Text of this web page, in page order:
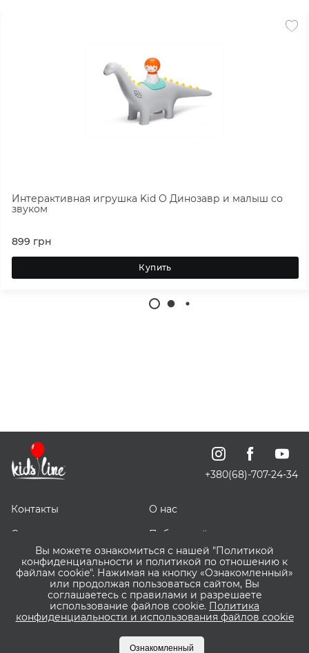
Интерактивная игрушка Kid O Динозавр и малыш со
звуком
899 грн
Купить
+380(68)-707-24-34
Контакты
О нас
Отзывы о нас
Публичный договор
СКИДОЧКИ
Доставка, оплата и
возврат
Оптовым покупателям
Сервис ВИШЛИСТ ВАУ
Что такое Пакунок
Бонусная программа
Kidsline
Вы можете ознакомиться с нашей "Политикой
конфиденциальности и политикой по отношению к
файлам cookie". Нажимая на кнопку «Ознакомленный»
или продолжая пользоваться сайтом, Вы
соглашаетесь с правилами и разрешаете
использование файлов cookie. Политика
конфиденциальности и использования файлов cookie
Ознакомленный